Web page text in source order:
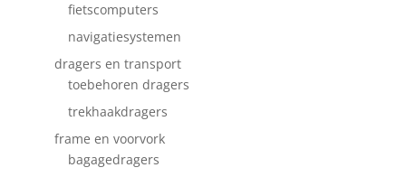
fietscomputers
navigatiesystemen
dragers en transport
toebehoren dragers
trekhaakdragers
frame en voorvork
bagagedragers